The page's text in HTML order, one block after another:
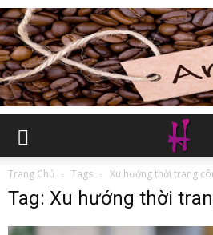
Trang Chủ Tags Xu hướng thời trang
Tag: Xu hướng thời